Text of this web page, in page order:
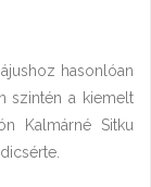
hasonlóan
szintén a kiemelt
Kalmárné Sitku